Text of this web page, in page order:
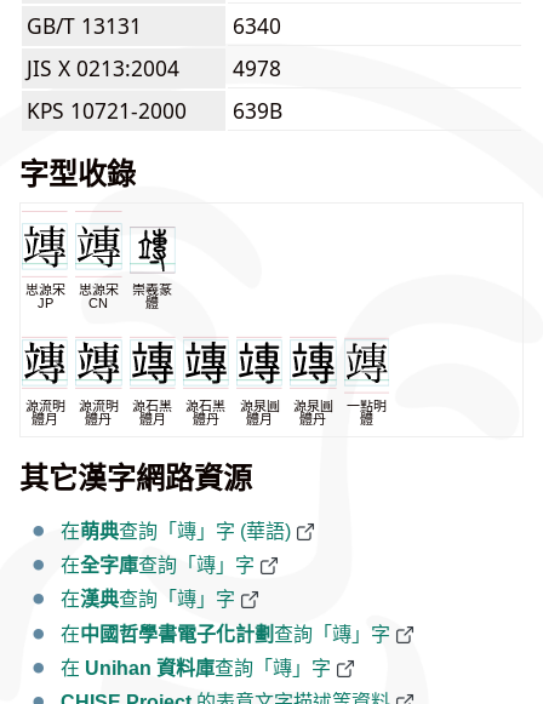
GB/T 13131
6340
JIS X 0213:2004
4978
KPS 10721-2000
639B
字型收錄
思源宋
JP
思源宋
CN
崇羲篆
體
源流明
體月
源流明
體丹
源石黑
體月
源石黑
體丹
源泉圓
體月
源泉圓
體丹
一點明
體
其它漢字網路資源
在萌典查詢「竱」字 (華語)
在全字庫查詢「竱」字
在漢典查詢「竱」字
在中國哲學書電子化計劃查詢「竱」字
在 Unihan 資料庫查詢「竱」字